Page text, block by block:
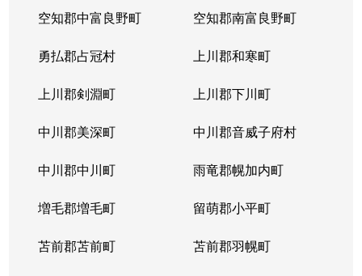
空知郡中富良野町 空知郡南富良野町
勇払郡占冠村 上川郡和寒町
上川郡剣淵町 上川郡下川町
中川郡美深町 中川郡音威子府村
中川郡中川町 雨竜郡幌加内町
増毛郡増毛町 留萌郡小平町
苫前郡苫前町 苫前郡羽幌町